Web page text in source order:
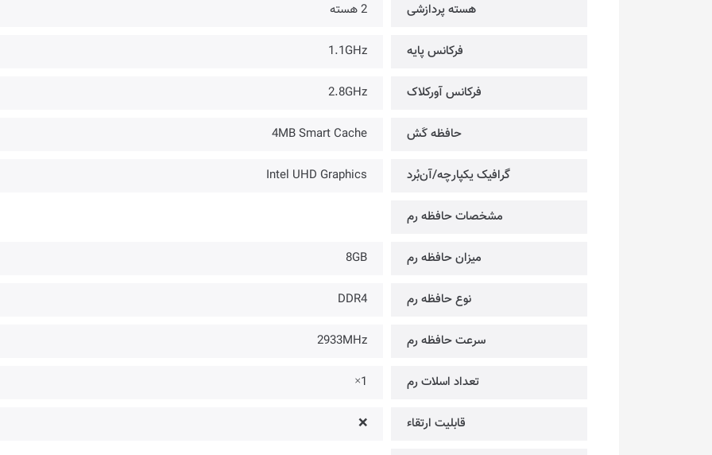
هسته پردازشی 2 هسته
فرکانس پایه 1.1GHz
فرکانس آورکلاک 2.8GHz
حافظه کَش 4MB Smart Cache
گرافیک یکپارچه/آن‌بُرد Intel UHD Graphics
مشخصات حافظه رم
میزان حافظه رم 8GB
نوع حافظه رم DDR4
سرعت حافظه رم 2933MHz
تعداد اسلات رم 1×
قابلیت ارتقاء ❌